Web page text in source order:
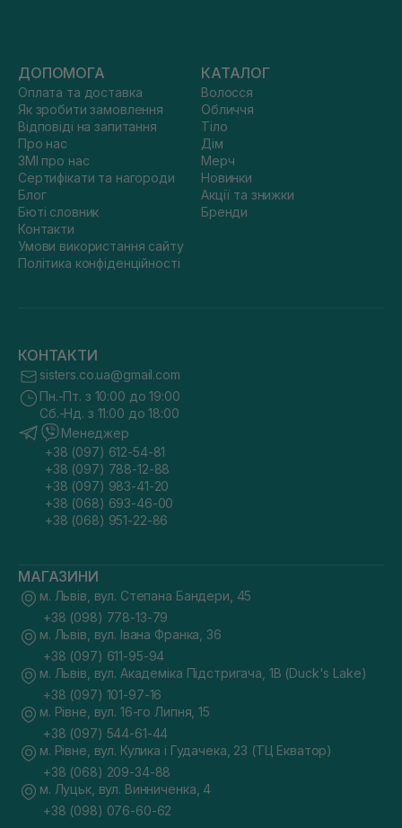
ДОПОМОГА
Оплата та доставка
Як зробити замовлення
Відповіді на запитання
Про нас
ЗМІ про нас
Сертифікати та нагороди
Блог
Бюті словник
Контакти
Умови використання сайту
Політика конфіденційності
КАТАЛОГ
Волосся
Обличчя
Тіло
Дім
Мерч
Новинки
Акції та знижки
Бренди
КОНТАКТИ
sisters.co.ua@gmail.com
Пн.-Пт. з 10:00 до 19:00
Сб.-Нд. з 11:00 до 18:00
Менеджер
+38 (097) 612-54-81
+38 (097) 788-12-88
+38 (097) 983-41-20
+38 (068) 693-46-00
+38 (068) 951-22-86
МАГАЗИНИ
м. Львів, вул. Степана Бандери, 45
+38 (098) 778-13-79
м. Львів, вул. Івана Франка, 36
+38 (097) 611-95-94
м. Львів, вул. Академіка Підстригача, 1В (Duck's Lake)
+38 (097) 101-97-16
м. Рівне, вул. 16-го Липня, 15
+38 (097) 544-61-44
м. Рівне, вул. Кулика і Гудачека, 23 (ТЦ Екватор)
+38 (068) 209-34-88
м. Луцьк, вул. Винниченка, 4
+38 (098) 076-60-62